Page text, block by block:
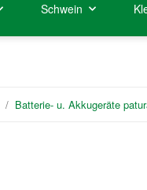
Schwein
Batterie- u. Akkugeräte